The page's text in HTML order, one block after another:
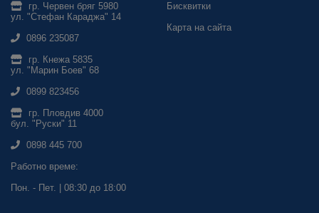
гр. Червен бряг 5980
ул. "Стефан Караджа" 14
0896 235087
гр. Кнежа 5835
ул. "Марин Боев" 68
0899 823456
гр. Пловдив 4000
бул. "Руски" 11
0898 445 700
Работно време:
Пон. - Пет. | 08:30 до 18:00
Бисквитки
Карта на сайта